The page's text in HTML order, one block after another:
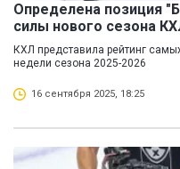
Определена позиция
силы нового сезона
КХЛ представила рейтинг
недели сезона 2025-2026
16 сентября 2025, 18:25